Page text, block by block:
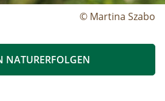
© Martina Szabo
NATURERFOLGEN